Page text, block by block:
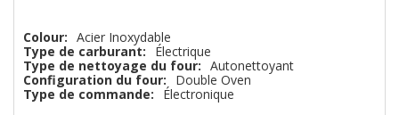
Colour: Acier Inoxydable
Type de carburant:
Électrique
Type de nettoyage du four: Autonettoyant
Configuration du four:
Double Oven
Type de commande:
Électronique